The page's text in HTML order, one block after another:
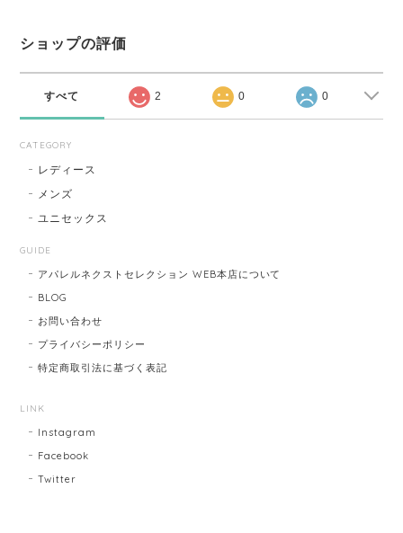
ショップの評価
すべて 2 0 0
CATEGORY
レディース
メンズ
ユニセックス
GUIDE
アパレルネクストセレクション WEB本店について
BLOG
お問い合わせ
プライバシーポリシー
特定商取引法に基づく表記
LINK
Instagram
Facebook
Twitter